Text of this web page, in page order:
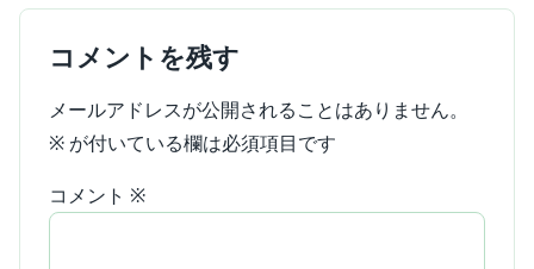
コメントを残す
メールアドレスが公開されることはありません。
※ が付いている欄は必須項目です
コメント ※